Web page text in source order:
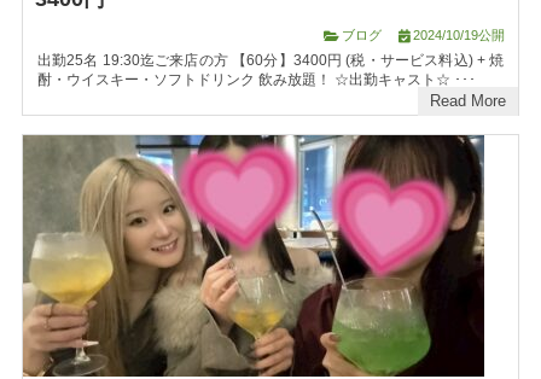
ブログ 2024/10/19公開
出勤25名 19:30迄ご来店の方 【60分】3400円 (税・サービス料込) + 焼
酎・ウイスキー・ソフトドリンク 飲み放題！ ☆出勤キャスト☆ ･･･
Read More